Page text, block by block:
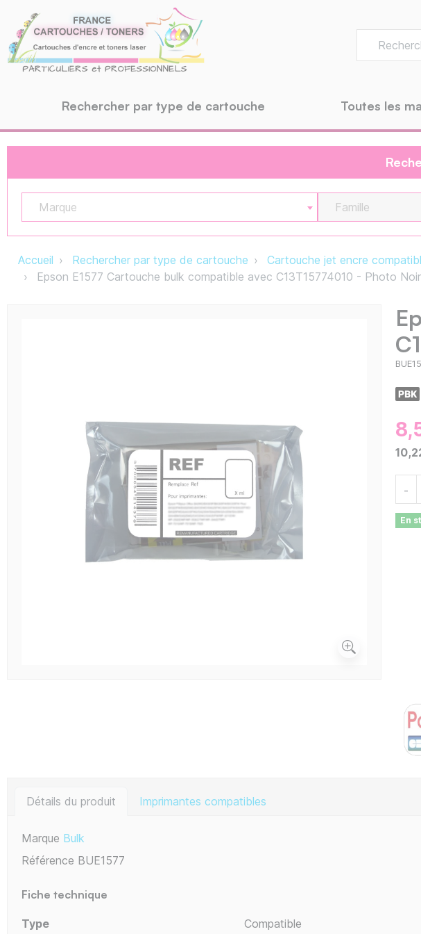
Rechercher par type de cartouche Toutes les
Marque Famille
Accueil Rechercher par type de cartouche Cartouche jet encre
Epson E1577 Cartouche bulk compatible avec C13T15774010 - Photo Noir
-
En
Détails du produit Imprimantes compatibles
Marque Bulk
Référence BUE1577
Fiche technique
Type Compatible